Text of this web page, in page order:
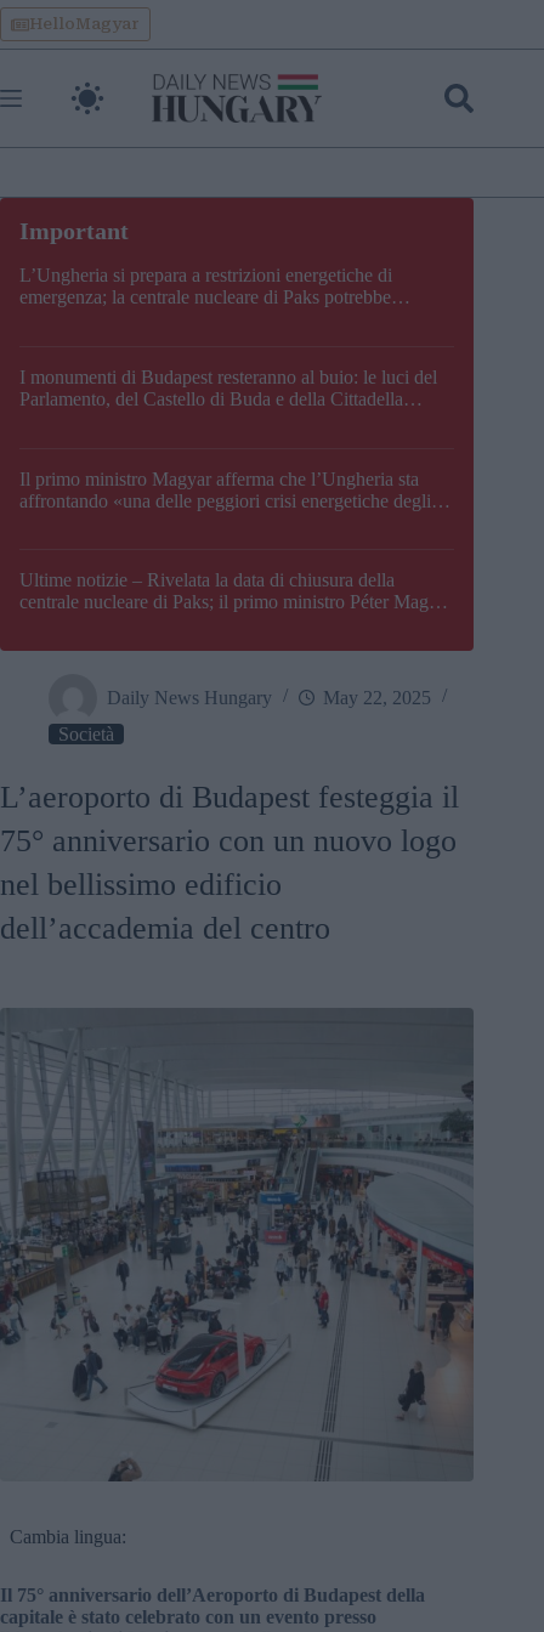
Skip
to
content
HelloMagyar
L’Ungheria si prepara a restrizioni energetiche di
emergenza; la centrale nucleare di Paks potrebbe
I monumenti di Budapest resteranno al buio: le luci del
Parlamento, del Castello di Buda e della Cittadella
Il primo ministro Magyar afferma che l’Ungheria sta
affrontando «una delle peggiori crisi energetiche degli
Ultime notizie – Rivelata la data di chiusura della
centrale nucleare di Paks; il primo ministro Péter Magyar
Daily News Hungary
May 22, 2025
Società
L’aeroporto di Budapest festeggia il
75° anniversario con un nuovo logo
nel bellissimo edificio
dell’accademia del centro
Cambia lingua:
Il 75° anniversario dell’Aeroporto di Budapest della
capitale è stato celebrato con un evento presso